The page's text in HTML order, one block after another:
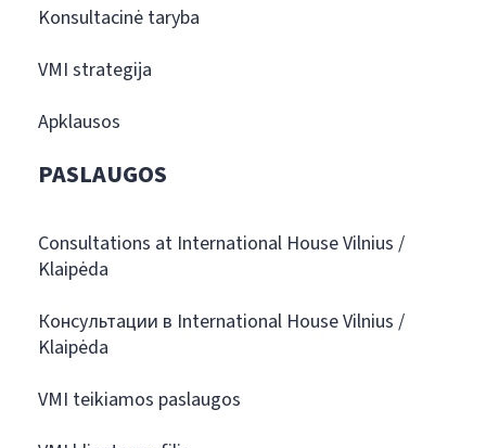
Konsultacinė taryba
VMI strategija
Apklausos
PASLAUGOS
Consultations at International House Vilnius /
Klaipėda
Консультации в International House Vilnius /
Klaipėda
VMI teikiamos paslaugos